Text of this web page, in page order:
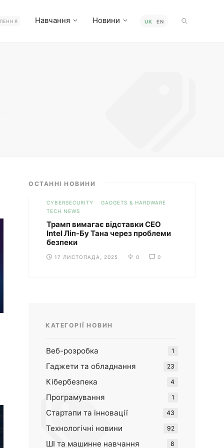
Навчання Новини UK EN
ОСТАННІ НОВИНИ
CYBERSECURITY
GADGETS & HARDWARE
TECH NEWS
Трамп вимагає відставки CEO
Intel Ліп-Бу Тана через проблеми
безпеки
17 ЛИСТОПАДА, 2025 0 0
КАТЕГОРІЇ НОВИН
Веб-розробка 1
Гаджети та обладнання 23
Кібербезпека 4
Програмування 1
Стартапи та інновації 43
Технологічні новини 92
ШІ та машинне навчання 8